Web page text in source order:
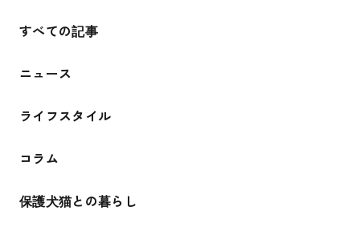
すべての記事
ニュース
ライフスタイル
コラム
保護犬猫との暮らし